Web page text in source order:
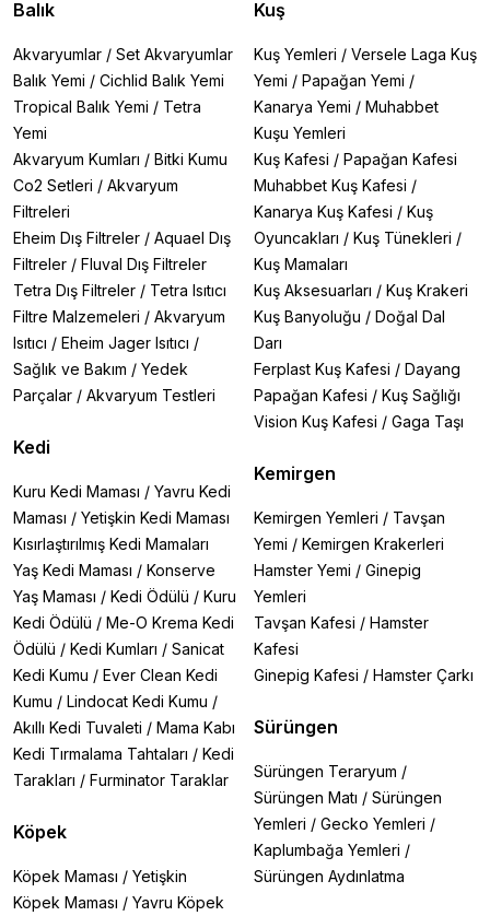
Balık
Akvaryumlar / Set Akvaryumlar
Balık Yemi / Cichlid Balık Yemi
Tropical Balık Yemi / Tetra
Yemi
Akvaryum Kumları / Bitki Kumu
Co2 Setleri / Akvaryum
Filtreleri
Eheim Dış Filtreler / Aquael Dış
Filtreler / Fluval Dış Filtreler
Tetra Dış Filtreler / Tetra Isıtıcı
Filtre Malzemeleri / Akvaryum
Isıtıcı / Eheim Jager Isıtıcı /
Sağlık ve Bakım / Yedek
Parçalar / Akvaryum Testleri
Kedi
Kuru Kedi Maması / Yavru Kedi
Maması / Yetişkin Kedi Maması
Kısırlaştırılmış Kedi Mamaları
Yaş Kedi Maması / Konserve
Yaş Maması / Kedi Ödülü / Kuru
Kedi Ödülü / Me-O Krema Kedi
Ödülü / Kedi Kumları / Sanicat
Kedi Kumu / Ever Clean Kedi
Kumu / Lindocat Kedi Kumu /
Akıllı Kedi Tuvaleti / Mama Kabı
Kedi Tırmalama Tahtaları / Kedi
Tarakları / Furminator Taraklar
Köpek
Köpek Maması / Yetişkin
Köpek Maması / Yavru Köpek
Kuş
Kuş Yemleri / Versele Laga Kuş
Yemi / Papağan Yemi /
Kanarya Yemi / Muhabbet
Kuşu Yemleri
Kuş Kafesi / Papağan Kafesi
Muhabbet Kuş Kafesi /
Kanarya Kuş Kafesi / Kuş
Oyuncakları / Kuş Tünekleri /
Kuş Mamaları
Kuş Aksesuarları / Kuş Krakeri
Kuş Banyoluğu / Doğal Dal
Darı
Ferplast Kuş Kafesi / Dayang
Papağan Kafesi / Kuş Sağlığı
Vision Kuş Kafesi / Gaga Taşı
Kemirgen
Kemirgen Yemleri / Tavşan
Yemi / Kemirgen Krakerleri
Hamster Yemi / Ginepig
Yemleri
Tavşan Kafesi / Hamster
Kafesi
Ginepig Kafesi / Hamster Çarkı
Sürüngen
Sürüngen Teraryum /
Sürüngen Matı / Sürüngen
Yemleri / Gecko Yemleri /
Kaplumbağa Yemleri /
Sürüngen Aydınlatma